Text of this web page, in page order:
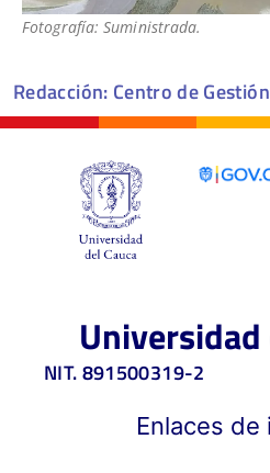
Fotografía: Suministrada.
Redacción: Centro de
Universidad
NIT. 891500319-2
Enlaces de